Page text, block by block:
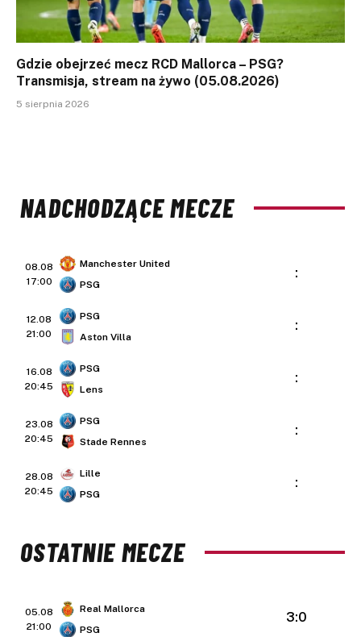
Gdzie obejrzeć mecz RCD Mallorca – PSG?
Transmisja, stream na żywo (05.08.2026)
5 sierpnia 2026
NADCHODZĄCE MECZE
08.08
17:00
Manchester United
PSG
:
12.08
21:00
PSG
Aston Villa
:
16.08
20:45
PSG
Lens
:
23.08
20:45
PSG
Stade Rennes
:
28.08
20:45
Lille
PSG
:
OSTATNIE MECZE
05.08
21:00
Real Mallorca
PSG
3:0